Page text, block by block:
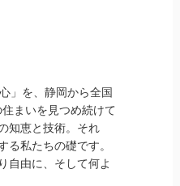
」を、静岡から全国
まいを見つめ続けて
知恵と技術。それ
私たちの礎です。
自由に、そして何よ